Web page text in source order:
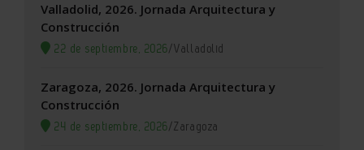
Valladolid, 2026. Jornada Arquitectura y
Construcción
22 de septiembre, 2026/Valladolid
Zaragoza, 2026. Jornada Arquitectura y
Construcción
24 de septiembre, 2026/Zaragoza